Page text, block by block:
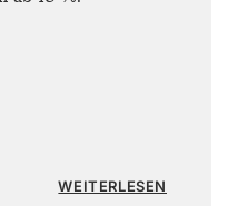
WEITERLESEN